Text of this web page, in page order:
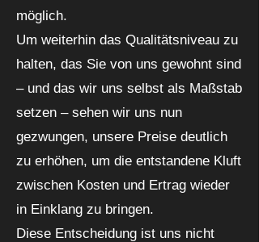
möglich.
Um weiterhin das Qualitätsniveau zu
halten, das Sie von uns gewohnt sind
– und das wir uns selbst als Maßstab
setzen – sehen wir uns nun
gezwungen, unsere Preise deutlich
zu erhöhen, um die entstandene Kluft
zwischen Kosten und Ertrag wieder
in Einklang zu bringen.
Diese Entscheidung ist uns nicht